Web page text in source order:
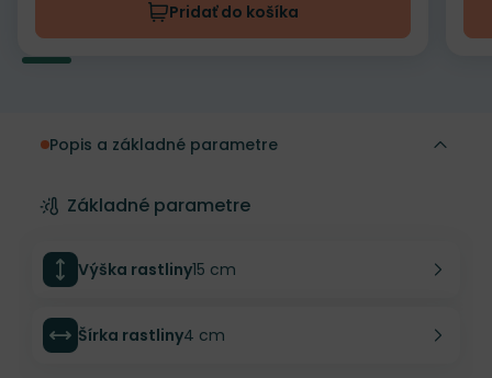
Pridať do košíka
Popis a základné parametre
Základné parametre
Výška rastliny15 cm
Šírka rastliny4 cm